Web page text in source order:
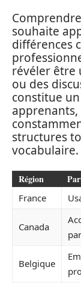
souhaite
différences
révéler être
ou des
constitue
apprenants,
structures
vocabulaire.
Région
France
Canada
Belgique